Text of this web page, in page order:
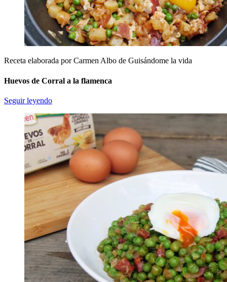
Receta elaborada por Carmen Albo de Guisándome la vida
Huevos de Corral a la flamenca
Seguir leyendo